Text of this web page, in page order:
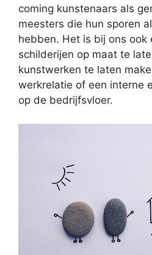
coming kunstenaars als
meesters die hun sporen
hebben. Het is bij ons ook
schilderijen op maat te
kunstwerken te laten
werkrelatie of een interne
op de bedrijfsvloer.